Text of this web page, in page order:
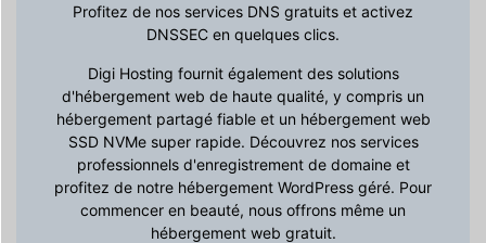
Profitez de nos services DNS gratuits et activez
DNSSEC en quelques clics.
Digi Hosting fournit également des solutions
d'hébergement web de haute qualité, y compris un
hébergement partagé fiable et un hébergement web
SSD NVMe super rapide. Découvrez nos services
professionnels d'enregistrement de domaine et
profitez de notre hébergement WordPress géré. Pour
commencer en beauté, nous offrons même un
hébergement web gratuit.